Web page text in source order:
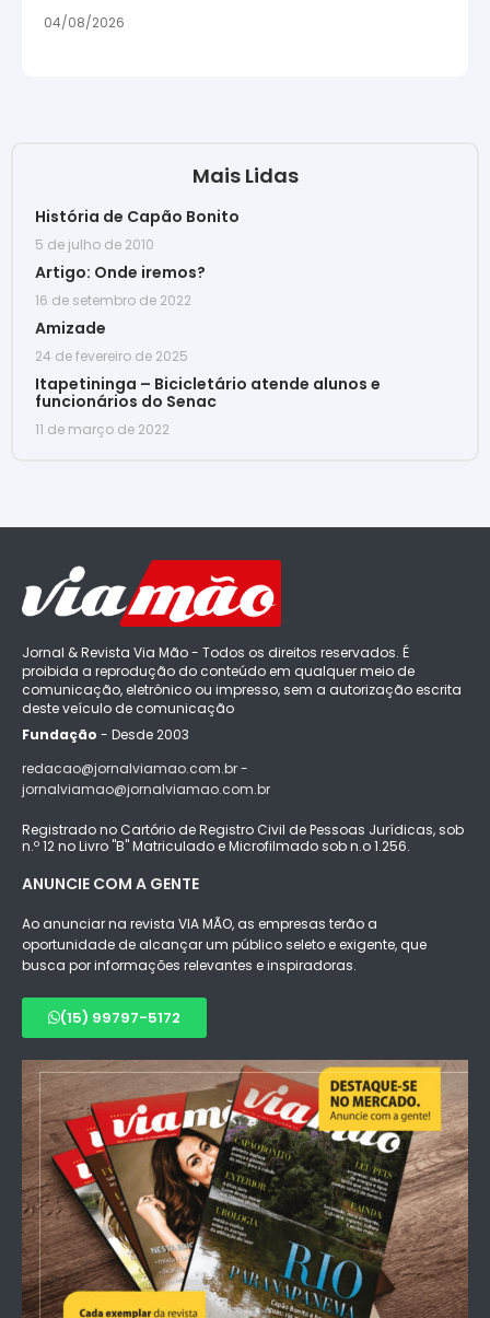
04/08/2026
Mais Lidas
História de Capão Bonito
5 de julho de 2010
Artigo: Onde iremos?
16 de setembro de 2022
Amizade
24 de fevereiro de 2025
Itapetininga – Bicicletário atende alunos e
funcionários do Senac
11 de março de 2022
Jornal & Revista Via Mão - Todos os direitos reservados. É
proibida a reprodução do conteúdo em qualquer meio de
comunicação, eletrônico ou impresso, sem a autorização escrita
deste veículo de comunicação
Fundação - Desde 2003
redacao@jornalviamao.com.br -
jornalviamao@jornalviamao.com.br
Registrado no Cartório de Registro Civil de Pessoas Jurídicas, sob
n.º 12 no Livro "B" Matriculado e Microfilmado sob n.o 1.256.
ANUNCIE COM A GENTE
Ao anunciar na revista VIA MÃO, as empresas terão a
oportunidade de alcançar um público seleto e exigente, que
busca por informações relevantes e inspiradoras.
(15) 99797-5172